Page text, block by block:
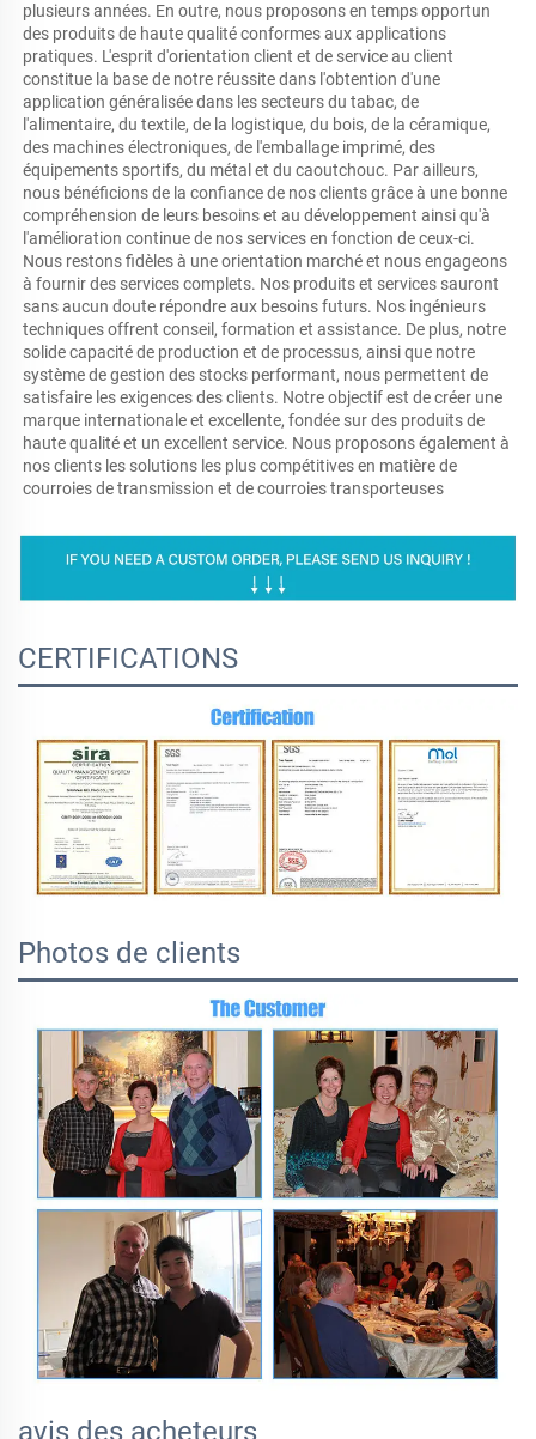
plusieurs années. En outre, nous proposons en temps opportun
des produits de haute qualité conformes aux applications
pratiques. L'esprit d'orientation client et de service au client
constitue la base de notre réussite dans l'obtention d'une
application généralisée dans les secteurs du tabac, de
l'alimentaire, du textile, de la logistique, du bois, de la céramique,
des machines électroniques, de l'emballage imprimé, des
équipements sportifs, du métal et du caoutchouc. Par ailleurs,
nous bénéficions de la confiance de nos clients grâce à une bonne
compréhension de leurs besoins et au développement ainsi qu'à
l'amélioration continue de nos services en fonction de ceux-ci.
Nous restons fidèles à une orientation marché et nous engageons
à fournir des services complets. Nos produits et services sauront
sans aucun doute répondre aux besoins futurs. Nos ingénieurs
techniques offrent conseil, formation et assistance. De plus, notre
solide capacité de production et de processus, ainsi que notre
système de gestion des stocks performant, nous permettent de
satisfaire les exigences des clients. Notre objectif est de créer une
marque internationale et excellente, fondée sur des produits de
haute qualité et un excellent service. Nous proposons également à
nos clients les solutions les plus compétitives en matière de
courroies de transmission et de courroies transporteuses
CERTIFICATIONS
Photos de clients
avis des acheteurs